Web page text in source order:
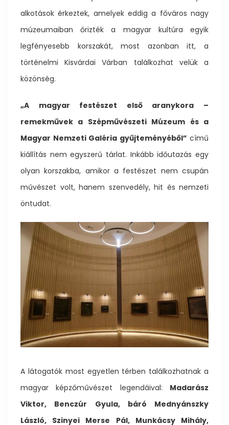
alkotások érkeztek, amelyek eddig a főváros nagy
múzeumaiban őrizték a magyar kultúra egyik
legfényesebb korszakát, most azonban itt, a
történelmi Kisvárdai Várban találkozhat velük a
közönség.
„A magyar festészet első aranykora –
remekművek a Szépművészeti Múzeum és a
Magyar Nemzeti Galéria gyűjteményéből” című
kiállítás nem egyszerű tárlat. Inkább időutazás egy
olyan korszakba, amikor a festészet nem csupán
művészet volt, hanem szenvedély, hit és nemzeti
öntudat.
A látogatók most egyetlen térben találkozhatnak a
magyar képzőművészet legendáival: Madarász
Viktor, Benczúr Gyula, báró Mednyánszky
László, Szinyei Merse Pál, Munkácsy Mihály,